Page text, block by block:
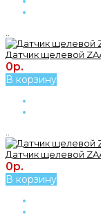
Датчик щелевой
0р.
В корзину
Датчик щелевой
0р.
В корзину